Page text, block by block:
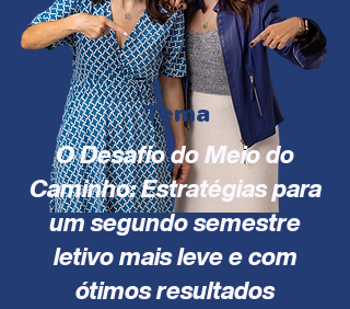
O Desafio do Meio do
Caminho: Estratégias para
um segundo semestre
letivo mais leve e com
ótimos resultados
Tema